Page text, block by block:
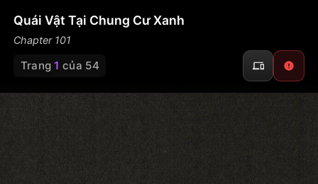
Quái Vật Tại Chung Cư Xanh
Chapter 101
Trang1 của 54